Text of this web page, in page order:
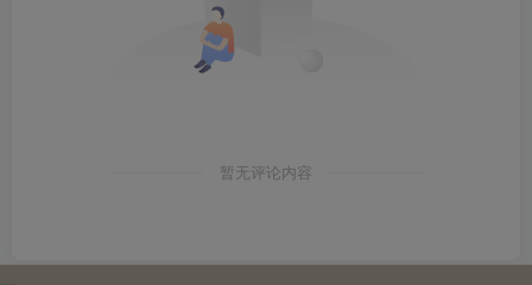
暂无评论内容